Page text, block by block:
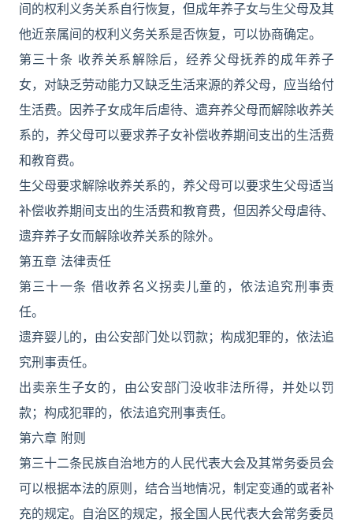
间的权利义务关系自行恢复，但成年养子女与生父母及其
他近亲属间的权利义务关系是否恢复，可以协商确定。
第三十条 收养关系解除后，经养父母抚养的成年养子
女，对缺乏劳动能力又缺乏生活来源的养父母，应当给付
生活费。因养子女成年后虐待、遗弃养父母而解除收养关
系的，养父母可以要求养子女补偿收养期间支出的生活费
和教育费。
生父母要求解除收养关系的，养父母可以要求生父母适当
补偿收养期间支出的生活费和教育费，但因养父母虐待、
遗弃养子女而解除收养关系的除外。
第五章 法律责任
第三十一条 借收养名义拐卖儿童的，依法追究刑事责
任。
遗弃婴儿的，由公安部门处以罚款；构成犯罪的，依法追
究刑事责任。
出卖亲生子女的，由公安部门没收非法所得，并处以罚
款；构成犯罪的，依法追究刑事责任。
第六章 附则
第三十二条民族自治地方的人民代表大会及其常务委员会
可以根据本法的原则，结合当地情况，制定变通的或者补
充的规定。自治区的规定，报全国人民代表大会常务委员